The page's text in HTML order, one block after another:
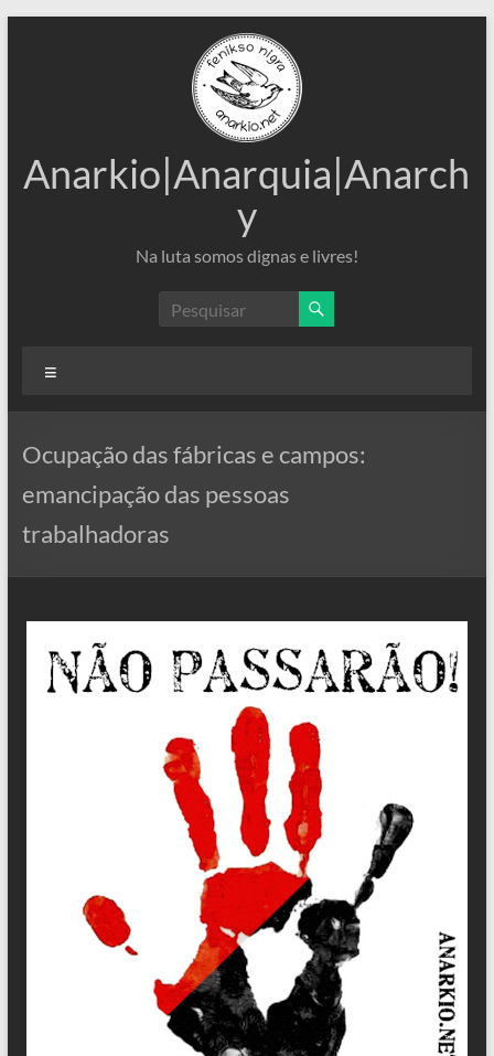
Anarkio|Anarquia|Anarch
y
Na luta somos dignas e livres!
Ocupação das fábricas e campos:
emancipação das pessoas
trabalhadoras